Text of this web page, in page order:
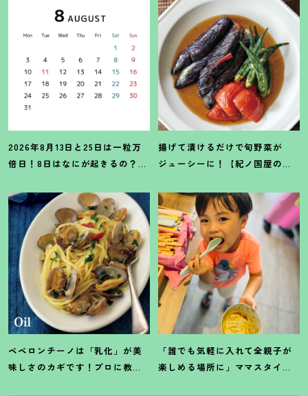
2026年8月13日と25日は一粒万
倍日 ！ 8日はなにが起きるの ？ 吉
揚げて漬けるだけで旬野菜が
ジューシーに ！
【紀ノ国屋のつ
シピ
ペペロンチーノは「乳化」が美
味しさのカギです ！ プロに教わ
「誰でも気軽に入れて全親子が
楽しめる場所に」ママスタイリ